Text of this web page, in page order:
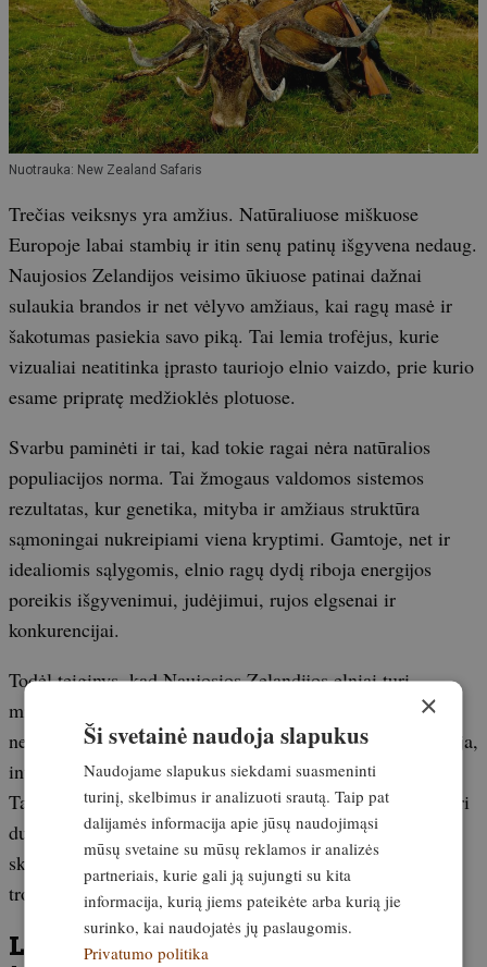
Nuotrauka: New Zealand Safaris
Trečias veiksnys yra amžius. Natūraliuose miškuose
Europoje labai stambių ir itin senų patinų išgyvena nedaug.
Naujosios Zelandijos veisimo ūkiuose patinai dažnai
sulaukia brandos ir net vėlyvo amžiaus, kai ragų masė ir
šakotumas pasiekia savo piką. Tai lemia trofėjus, kurie
vizualiai neatitinka įprasto tauriojo elnio vaizdo, prie kurio
esame pripratę medžioklės plotuose.
Svarbu paminėti ir tai, kad tokie ragai nėra natūralios
populiacijos norma. Tai žmogaus valdomos sistemos
rezultatas, kur genetika, mityba ir amžiaus struktūra
sąmoningai nukreipiami viena kryptimi. Gamtoje, net ir
idealiomis sąlygomis, elnio ragų dydį riboja energijos
poreikis išgyvenimui, judėjimui, rujos elgsenai ir
konkurencijai.
Todėl teiginys, kad Naujosios Zelandijos elniai turi
milžiniškus ragus vien dėl šilto klimato ir gausios žolės,
neatitinka tikrovės. Tikroji priežastis yra ilgalaikė selekcija,
intensyvus šėrimas ir valdomas gyvūnų gyvenimo ciklas.
Tai skirtinga medžioklės ir gyvūnų laikymo filosofija, kuri
duoda įspūdingą rezultatą, bet kartu aiškiai parodo, kuo
skiriasi natūralios populiacijos ir žmogaus formuojamos
trofėjų sistemos.
Lietuvis sumedžioja retą plėšrūną
×
Ši svetainė naudoja slapukus
Naudojame slapukus siekdami suasmeninti
turinį, skelbimus ir analizuoti srautą. Taip pat
dalijamės informacija apie jūsų naudojimąsi
mūsų svetaine su mūsų reklamos ir analizės
partneriais, kurie gali ją sujungti su kita
informacija, kurią jiems pateikėte arba kurią jie
surinko, kai naudojatės jų paslaugomis.
Privatumo politika